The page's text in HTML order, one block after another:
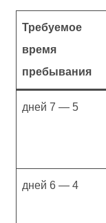
Требуемое
время
пребывания
5 — 7 дней
4 — 6 дней